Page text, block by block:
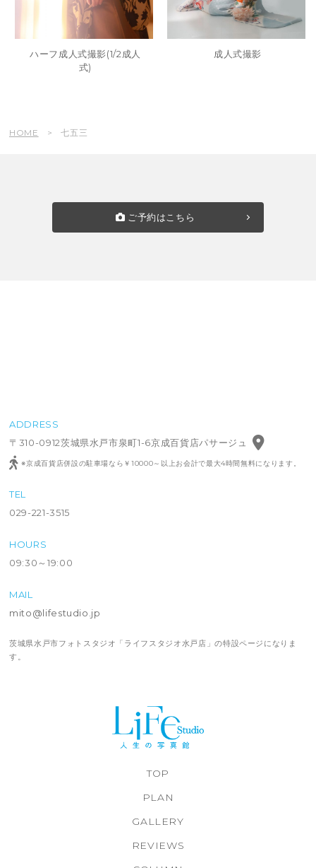
ハーフ成人式撮影(1/2成人
式)
成人式撮影
HOME 七五三
ご予約はこちら
ADDRESS
〒310-0912茨城県水戸市泉町1-6京成百貨店パサージュ
※京成百貨店併設の駐車場なら￥10000～以上お会計で最大4時間無料になります。
TEL
029-221-3515
HOURS
09:30～19:00
MAIL
mito@lifestudio.jp
茨城県水戸市フォトスタジオ「ライフスタジオ水戸店」の特設ページになりま
す。
TOP
PLAN
GALLERY
REVIEWS